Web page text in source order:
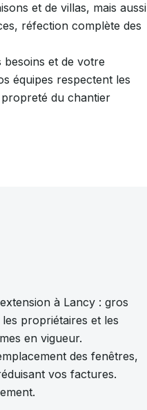
et de villas, mais aussi
réfection complète des
et de votre
équipes respectent les
du chantier
à Lancy : gros
propriétaires et les
en vigueur.
des fenêtres,
vos factures.